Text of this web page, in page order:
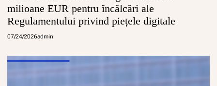
milioane EUR pentru încălcări ale
Regulamentului privind piețele digitale
07/24/2026admin